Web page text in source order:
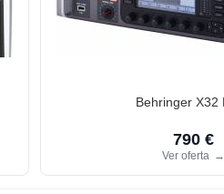
Behringer X32
790 €
Ver oferta →